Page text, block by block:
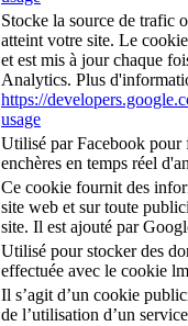
Stocke la source de trafic
atteint votre site. Le
et est mis à jour chaque
Analytics. Plus
https://
usage
Utilisé par Facebook pour
enchères en temps réel
Ce cookie fournit des
site web et sur toute
site. Il est ajouté par
Utilisé pour stocker des
effectuée avec le cookie
Il s’agit d’un cookie
de l’utilisation d’un